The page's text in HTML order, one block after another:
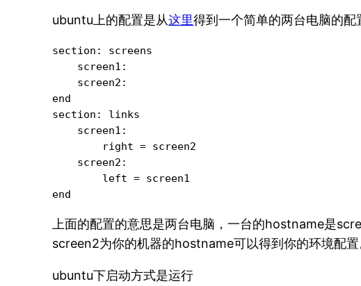
ubuntu上的配置是从这里得到一个简单的两台电脑的配
section: screens
    screen1:
    screen2:
end
section: links
    screen1:
        right = screen2
    screen2:
        left = screen1
上面的配置的意思是两台电脑，一台的hostname是
screen2为你的机器的hostname可以得到你的环境配置
ubuntu下启动方式是运行